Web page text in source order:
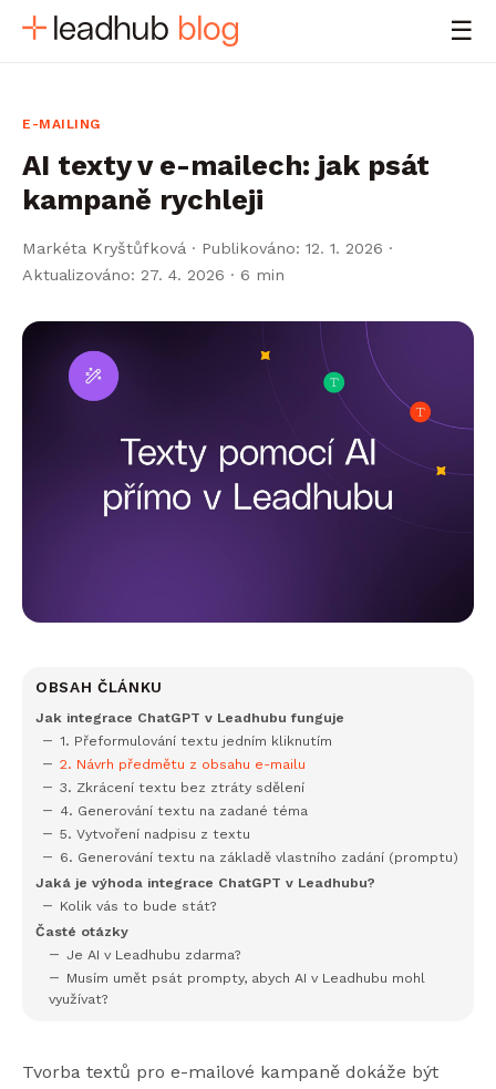
☰
E-MAILING
AI texty v e-mailech: jak psát
kampaně rychleji
Markéta Kryštůfková · Publikováno: 12. 1. 2026 ·
Aktualizováno: 27. 4. 2026 · 6 min
OBSAH ČLÁNKU
Jak integrace ChatGPT v Leadhubu funguje
1. Přeformulování textu jedním kliknutím
2. Návrh předmětu z obsahu e-mailu
3. Zkrácení textu bez ztráty sdělení
4. Generování textu na zadané téma
5. Vytvoření nadpisu z textu
6. Generování textu na základě vlastního zadání (promptu)
Jaká je výhoda integrace ChatGPT v Leadhubu?
Kolik vás to bude stát?
Časté otázky
Je AI v Leadhubu zdarma?
Musím umět psát prompty, abych AI v Leadhubu mohl
využívat?
Tvorba textů pro e-mailové kampaně dokáže být